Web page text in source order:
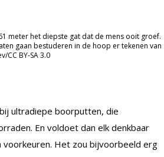
meter het diepste gat dat de mens ooit groef.
gaan bestuderen in de hoop er tekenen van
CC BY-SA 3.0
ultradiepe boorputten, die
En voldoet dan elk denkbaar
voorkeuren. Het zou bijvoorbeeld erg